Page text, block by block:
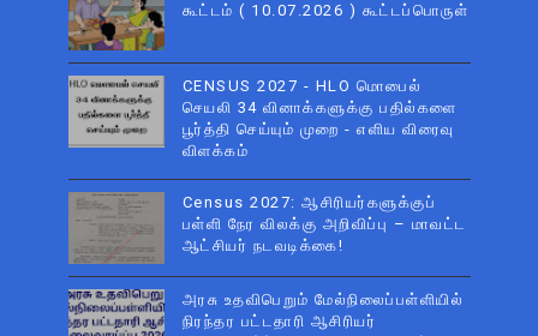
கூட்டம் ( 10.07.2026 ) கூட்டப்பொருள்
CENSUS 2027 - HLO மொபைல்
செயலி 34 வினாக்களுக்கு பதில்களை
பூர்த்தி செய்யும் முறை - எளிய விரைவு
விளக்கம்
Census 2027: ஆசிரியர்களுக்குப்
பள்ளி நேர விலக்கு அறிவிப்பு – மாவட்ட
ஆட்சியர் நடவடிக்கை!
அரசு உதவிபெறும் மேல்நிலைப்பள்ளியில்
நிரந்தர பட்டதாரி ஆசிரியர்